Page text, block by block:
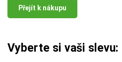
Přejít k nákupu
Vyberte si vaši slevu: